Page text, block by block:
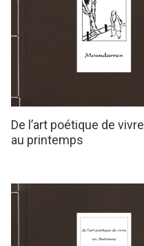
De l’art poétique de vivre
au printemps